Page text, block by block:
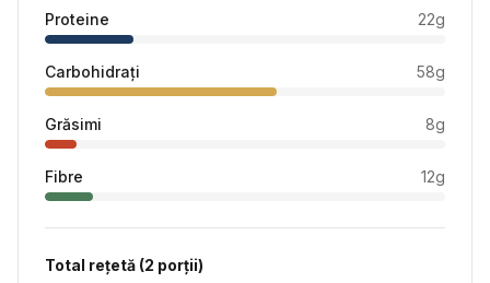
Proteine 22g
Carbohidrați 58g
Grăsimi 8g
Fibre 12g
Total rețetă (2 porții)